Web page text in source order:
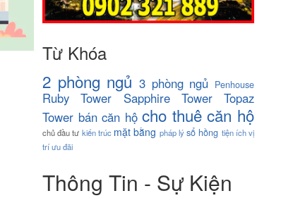
Từ Khóa
2 phòng ngủ 3 phòng ngủ Penhouse
Ruby Tower Sapphire Tower
Topaz
Tower bán căn hộ cho thuê căn hộ
chủ đầu tư kiến trúc mặt bằng pháp lý sổ hồng tiện ích vị
tríưu đãi
Thông Tin - Sự Kiện